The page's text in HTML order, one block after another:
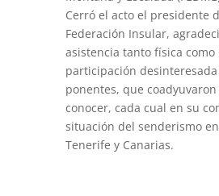
Cerró el acto el presidente
Federación Insular,
asistencia tanto física como
participación
ponentes, que
conocer, cada cual en su
situación del senderismo
Tenerife y Canarias.